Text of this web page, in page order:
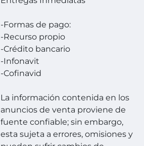
-Formas de pago:
-Recurso propio
-Crédito bancario
-Infonavit
-Cofinavid
La información contenida en los
anuncios de venta proviene de
fuente confiable; sin embargo,
esta sujeta a errores, omisiones y